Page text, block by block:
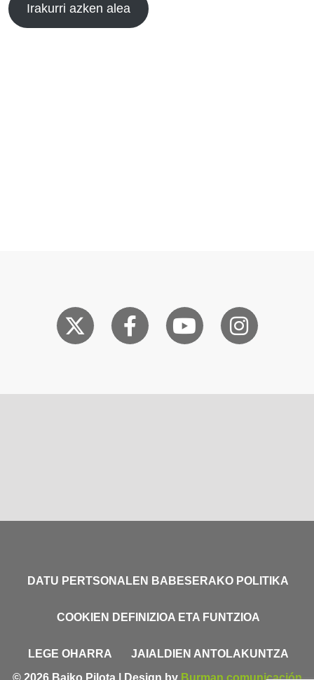
Irakurri azken alea
DATU PERTSONALEN BABESERAKO POLITIKA
COOKIEN DEFINIZIOA ETA FUNTZIOA
LEGE OHARRA
JAIALDIEN ANTOLAKUNTZA